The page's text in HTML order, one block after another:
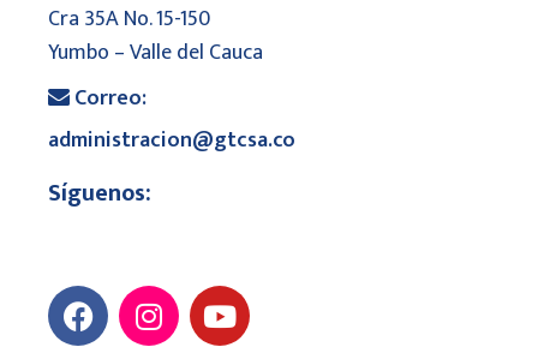
Cra 35A No. 15-150
Yumbo – Valle del Cauca
Correo:
administracion@gtcsa.co
Síguenos: